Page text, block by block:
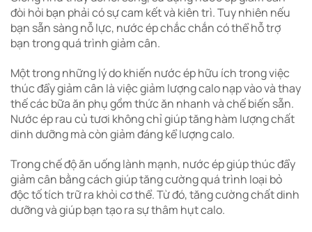
đòi hỏi bạn phải có sự cam kết và kiên trì. Tuy nhiên nếu
bạn sẵn sàng nỗ lực, nước ép chắc chắn có thể hỗ trợ
bạn trong quá trình giảm cân.
Một trong những lý do khiến nước ép hữu ích trong việc
thúc đẩy giảm cân là việc giảm lượng calo nạp vào và thay
thế các bữa ăn phụ gồm thức ăn nhanh và chế biến sẵn.
Nước ép rau củ tươi không chỉ giúp tăng hàm lượng chất
dinh dưỡng mà còn giảm đáng kể lượng calo.
Trong chế độ ăn uống lành mạnh, nước ép giúp thúc đẩy
giảm cân bằng cách giúp tăng cường quá trình loại bỏ
độc tố tích trữ ra khỏi cơ thể. Từ đó, tăng cường chất dinh
dưỡng và giúp bạn tạo ra sự thâm hụt calo.